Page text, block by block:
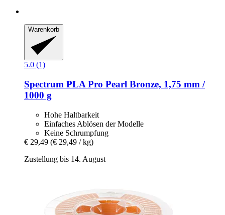
Warenkorb
5.0 (1)
Spectrum PLA Pro Pearl Bronze, 1,75 mm /
1000 g
Hohe Haltbarkeit
Einfaches Ablösen der Modelle
Keine Schrumpfung
€ 29,49 (€ 29,49 / kg)
Zustellung bis 14. August